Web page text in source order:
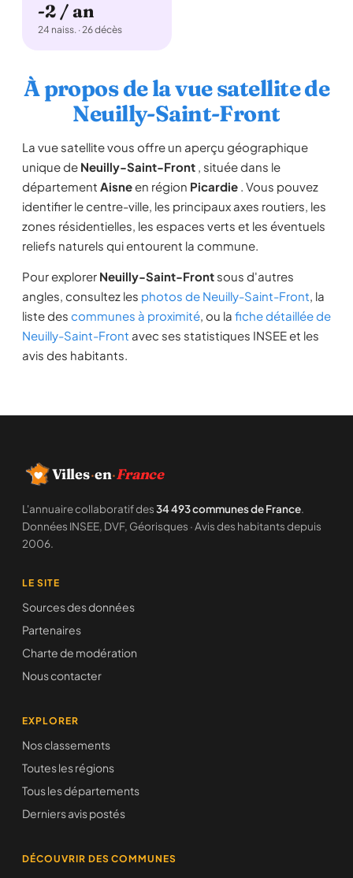
-2 / an
24 naiss. · 26 décès
À propos de la vue satellite de
Neuilly-Saint-Front
La vue satellite vous offre un aperçu géographique
unique de Neuilly-Saint-Front , située dans le
département Aisneen région Picardie . Vous pouvez
identifier le centre-ville, les principaux axes routiers, les
zones résidentielles, les espaces verts et les éventuels
reliefs naturels qui entourent la commune.
Pour explorer Neuilly-Saint-Front sous d'autres
angles, consultez les photos de Neuilly-Saint-Front, la
liste des communes à proximité, ou la fiche détaillée de
Neuilly-Saint-Front avec ses statistiques INSEE et les
avis des habitants.
Villes·en·France
L'annuaire collaboratif des34 493 communes de France.
Données INSEE, DVF, Géorisques · Avis des habitants depuis
2006.
LE SITE
Sources des données
Partenaires
Charte de modération
Nous contacter
EXPLORER
Nos classements
Toutes les régions
Tous les départements
Derniers avis postés
DÉCOUVRIR DES COMMUNES